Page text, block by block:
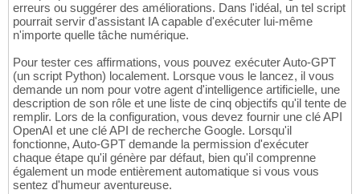
erreurs ou suggérer des améliorations. Dans l'idéal, un tel script
pourrait servir d'assistant IA capable d'exécuter lui-même
n'importe quelle tâche numérique.
Pour tester ces affirmations, vous pouvez exécuter Auto-GPT
(un script Python) localement. Lorsque vous le lancez, il vous
demande un nom pour votre agent d'intelligence artificielle, une
description de son rôle et une liste de cinq objectifs qu'il tente de
remplir. Lors de la configuration, vous devez fournir une clé API
OpenAI et une clé API de recherche Google. Lorsqu'il
fonctionne, Auto-GPT demande la permission d'exécuter
chaque étape qu'il génère par défaut, bien qu'il comprenne
également un mode entièrement automatique si vous vous
sentez d'humeur aventureuse.